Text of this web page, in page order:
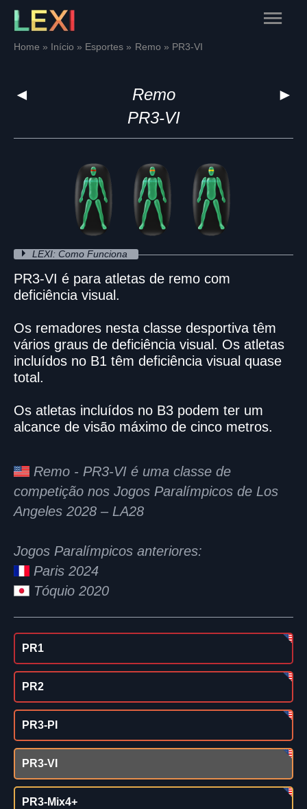
Skip
content
Main
Home Início Esportes Remo PR3-VI
◄ ►
Remo
PR3-VI
LEXI: Como Funciona
PR3-VI é para atletas de remo com
deficiência visual.
Os remadores nesta classe desportiva têm
vários graus de deficiência visual. Os atletas
incluídos no B1 têm deficiência visual quase
total.
Os atletas incluídos no B3 podem ter um
alcance de visão máximo de cinco metros.
Remo - PR3-VI é uma classe de
competição nos Jogos Paralímpicos de Los
Angeles 2028 – LA28
Jogos Paralímpicos anteriores:
Paris 2024
Tóquio 2020
PR1
PR2
PR3-PI
PR3-VI
PR3-Mix4+